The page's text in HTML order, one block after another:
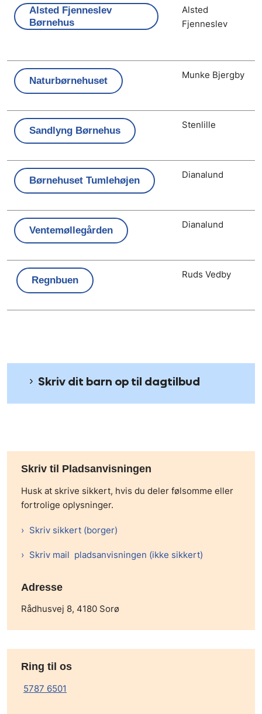
Alsted Fjenneslev
Børnehus
Alsted
Fjenneslev
Naturbørnehuset
Munke Bjergby
Sandlyng Børnehus
Stenlille
Børnehuset Tumlehøjen
Dianalund
Ventemøllegården
Dianalund
Regnbuen
Ruds Vedby
Skriv dit barn op til dagtilbud
Skriv til Pladsanvisningen
Husk at skrive sikkert, hvis du deler følsomme eller
fortrolige oplysninger.
Skriv sikkert (borger)
Skriv mail pladsanvisningen (ikke sikkert)
Adresse
Rådhusvej 8, 4180 Sorø
Ring til os
5787 6501